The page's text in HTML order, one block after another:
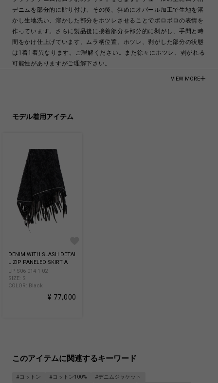
デニムを部分的に貼り付け、その後、斜めにオパール加工で生地を溶
かし生地洗い、溶かした部分をホツレさせることでボロボロの表情を
作っています。さらに製品後に接着部分を部分的に剥がし、手間と時
間をかけ仕上げています。ムラ柄位置、ホツレ、剥がした部分の状態
は1着1着異なります。ご理解ください。また徐々にホツレ、剥がれる
可能性がありますがご理解下さい。
目を惹く素材でインパクトのあるジャケットは、重厚感がありながら
モデル身長：178・
商品についてよくあるお問い合わせはこちら
VIEW MORE
モデル着用アイテム
DENIM WITH SLASH DETAI
L ZIP PANELED SKIRT A
LP-S06-014-1-02
SIZE: S
COLOR: Black
¥ 77,000
このアイテムに関連するキーワード
#コットン #コットン100%
#デニムジャケット